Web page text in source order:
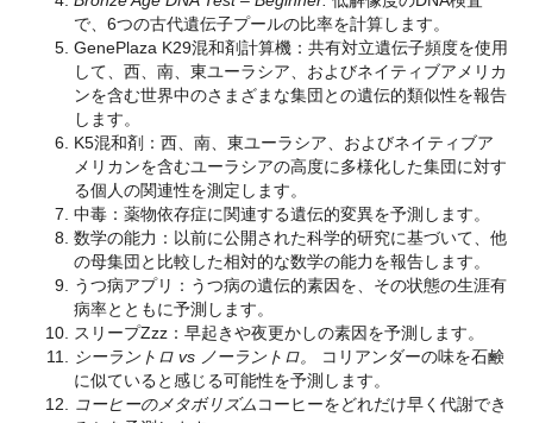
で、6つの古代遺伝子プールの比率を計算します。
GenePlaza K29混和剤計算機：共有対立遺伝子頻度を使用
して、西、南、東ユーラシア、およびネイティブアメリカ
ンを含む世界中のさまざまな集団との遺伝的類似性を報告
します。
K5混和剤：西、南、東ユーラシア、およびネイティブア
メリカンを含むユーラシアの高度に多様化した集団に対す
る個人の関連性を測定します。
中毒：薬物依存症に関連する遺伝的変異を予測します。
数学の能力：以前に公開された科学的研究に基づいて、他
の母集団と比較した相対的な数学の能力を報告します。
うつ病アプリ：うつ病の遺伝的素因を、その状態の生涯有
病率とともに予測します。
スリープZzz：早起きや夜更かしの素因を予測します。
シーラントロ vs ノーラントロ。
コリアンダーの味を石鹸
に似ていると感じる可能性を予測します。
コーヒーのメタボリズムコーヒーをどれだけ早く代謝でき